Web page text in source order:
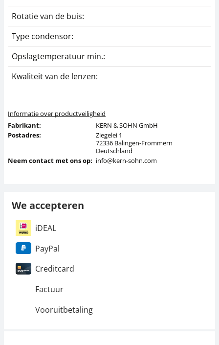
Rotatie van de buis:
Type condensor:
Opslagtemperatuur min.:
Kwaliteit van de lenzen:
Informatie over productveiligheid
Fabrikant:
KERN & SOHN GmbH
Postadres:
Ziegelei 1
72336 Balingen-Frommern
Deutschland
Neem contact met ons op: info@kern-sohn.com
We accepteren
iDEAL
PayPal
Creditcard
Factuur
Vooruitbetaling